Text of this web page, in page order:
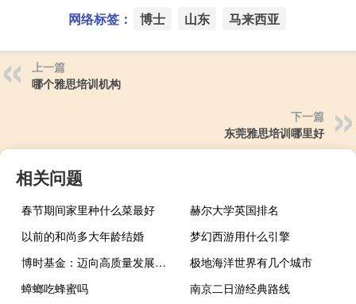
网络标签： 博士 山东 马来西亚
上一篇
哪个雅思培训机构
下一篇
东莞雅思培训哪里好
相关问题
春节期间家里种什么菜最好
赫尔大学英国排名
以前的和尚多大年龄结婚
梦幻西游用什么引擎
博时基金：迈向高质量发展之路
极地海洋世界有几个城市
蟑螂吃蜂蜜吗
南京二日游经典路线